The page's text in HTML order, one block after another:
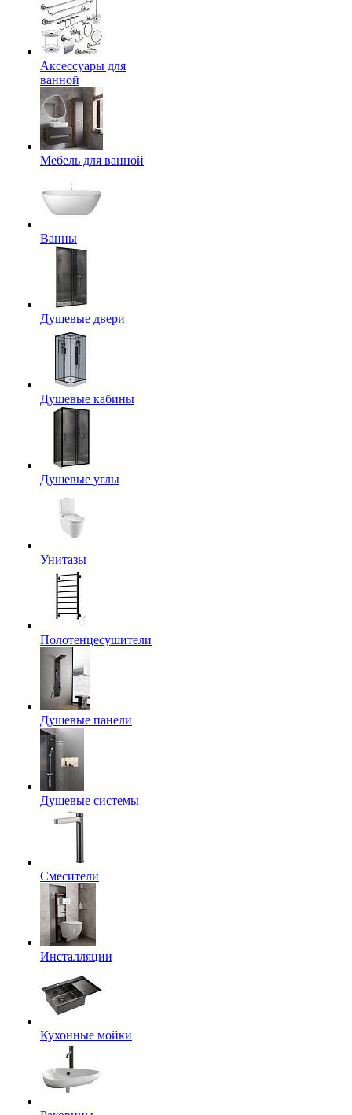
Аксессуары для
ванной
Мебель для ванной
Ванны
Душевые двери
Душевые кабины
Душевые углы
Унитазы
Полотенцесушители
Душевые панели
Душевые системы
Смесители
Инсталляции
Кухонные мойки